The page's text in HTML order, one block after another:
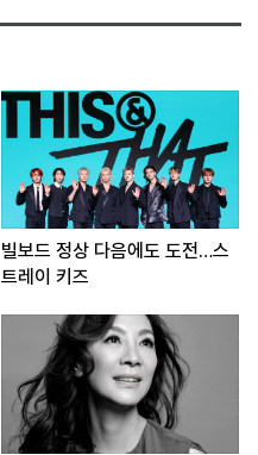
빌보드 정상 다음에도 도전…스
트레이 키즈